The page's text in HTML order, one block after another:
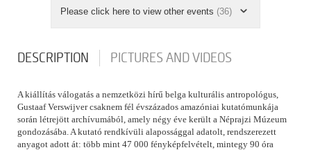
Please click here to view other events (36)
DESCRIPTION PICTURES AND VIDEOS
A kiállítás válogatás a nemzetközi hírű belga kulturális antropológus,
Gustaaf Verswijver csaknem fél évszázados amazóniai kutatómunkája
során létrejött archívumából, amely négy éve került a Néprajzi Múzeum
gondozásába. A kutató rendkívüli alapossággal adatolt, rendszerezett
anyagot adott át: több mint 47 000 fényképfelvételt, mintegy 90 óra